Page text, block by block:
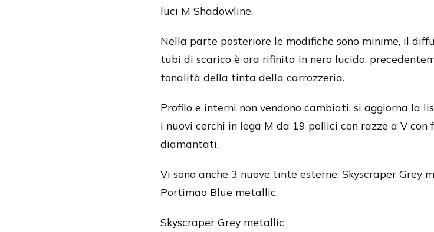
luci M Shadowline.
Nella parte posteriore le modifiche sono minime, il
tubi di scarico è ora rifinita in nero lucido,
tonalità della tinta della carrozzeria.
Profilo e interni non vendono cambiati, si aggiorna la
i nuovi cerchi in lega M da 19 pollici con razze a V con
diamantati.
Vi sono anche 3 nuove tinte esterne: Skyscraper Grey
Portimao Blue metallic.
Skyscraper Grey metallic